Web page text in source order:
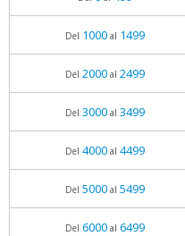
Del 1000al 1499
Del 2000al 2499
Del 3000al 3499
Del 4000al 4499
Del 5000al 5499
Del 6000al 6499